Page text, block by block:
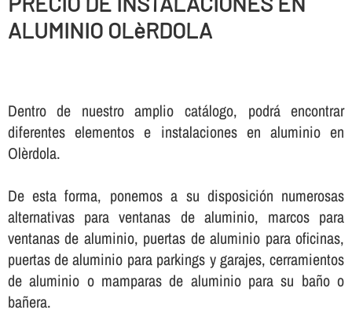
ALUMINIO OLèRDOLA
Dentro de nuestro amplio catálogo, podrá encontrar
diferentes elementos e instalaciones en aluminio en
Olèrdola.
De esta forma, ponemos a su disposición numerosas
alternativas para ventanas de aluminio, marcos para
ventanas de aluminio, puertas de aluminio para oficinas,
puertas de aluminio para parkings y garajes, cerramientos
de aluminio o mamparas de aluminio para su baño o
bañera.